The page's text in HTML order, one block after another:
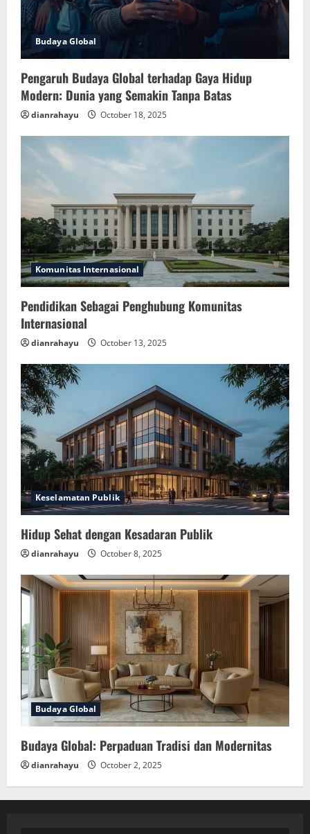
Budaya Global
Pengaruh Budaya Global terhadap Gaya Hidup
Modern: Dunia yang Semakin Tanpa Batas
dianrahayu October 18, 2025
Komunitas Internasional
Pendidikan Sebagai Penghubung Komunitas
Internasional
dianrahayu October 13, 2025
Keselamatan Publik
Hidup Sehat dengan Kesadaran Publik
dianrahayu October 8, 2025
Budaya Global
Budaya Global: Perpaduan Tradisi dan Modernitas
dianrahayu October 2, 2025